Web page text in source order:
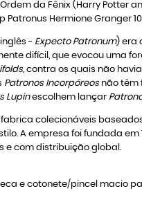
da Fênix (Harry Potter
Patronus Hermione Granger
- Expecto Patronum) era
difícil, que evocou uma
, contra os quais não
Patronos Incorpóreosnão têm
Lupinescolhem lançar
colecionáveis
A empresa foi fundada em
e com distribuição global.
e cotonete/pincel macio